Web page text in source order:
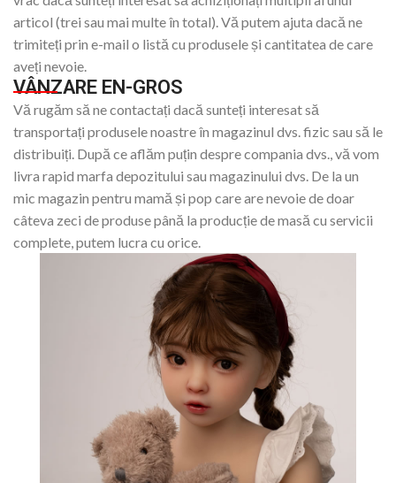
articol (trei sau mai multe în total). Vă putem ajuta dacă ne
trimiteți prin e-mail o listă cu produsele și cantitatea de care
aveți nevoie.
VÂNZARE EN-GROS
Vă rugăm să ne contactați dacă sunteți interesat să
transportați produsele noastre în magazinul dvs. fizic sau să le
distribuiți. După ce aflăm puțin despre compania dvs., vă vom
livra rapid marfa depozitului sau magazinului dvs. De la un
mic magazin pentru mamă și pop care are nevoie de doar
câteva zeci de produse până la producție de masă cu servicii
complete, putem lucra cu orice.